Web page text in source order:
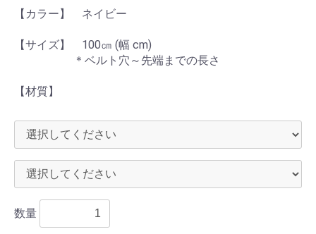
【カラー】 ネイビー
【サイズ】 100㎝ (幅 cm)
＊ベルト穴～先端までの長さ
【材質】
数量